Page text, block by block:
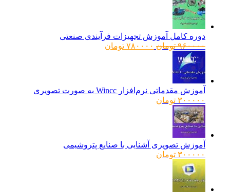
دوره کامل آموزش تجهیزات فرآیندی صنعتی
۹۶۰۰۰۰ تومانقیمت
۷۸۰۰۰۰ تومانقیمت
آموزش مقدماتی نرم‌افزار Wincc به صورت تصویری
۳۰۰۰۰۰ تومان
آموزش تصویری آشنایی با صنایع پتروشیمی
۳۰۰۰۰۰ تومان